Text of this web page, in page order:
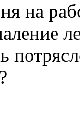
на